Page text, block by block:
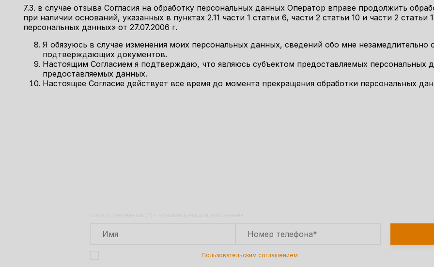
7.3. в случае отзыва Согласия на обработку персональных данных Оператор вправе продолжить
при наличии оснований, указанных в пунктах 2.11 части 1 статьи 6, части 2 статьи 10 и части 2
персональных данных» от 27.07.2006 г.
Я обязуюсь в случае изменения моих персональных данных, сведений обо мне
подтверждающих документов.
Настоящим Согласием я подтверждаю, что являюсь субъектом предоставляемых
предоставляемых данных.
Настоящее Согласие действует все время до момента прекращения обработки персональных
Пользовательским соглашением